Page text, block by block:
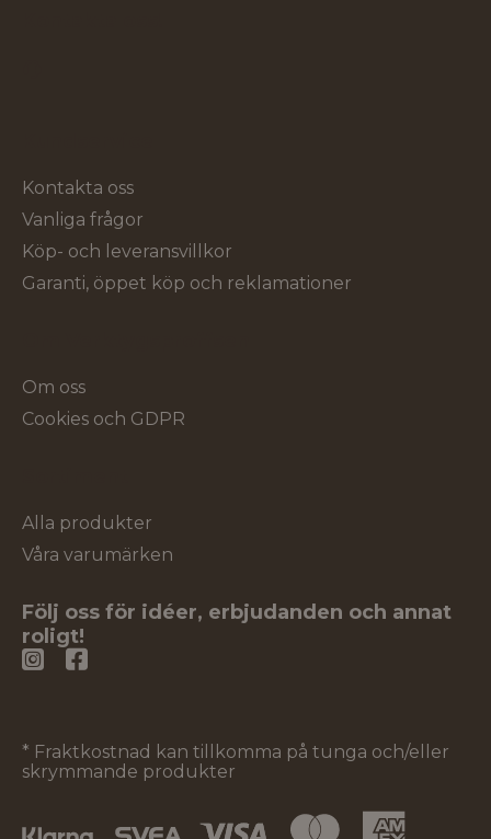
Kontakta oss
Vanliga frågor
Köp- och leveransvillkor
Garanti, öppet köp och reklamationer
Om oss
Cookies och GDPR
Alla produkter
Våra varumärken
Följ oss för idéer, erbjudanden och annat
roligt!
* Fraktkostnad kan tillkomma på tunga och/eller
skrymmande produkter